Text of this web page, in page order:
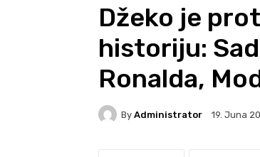
Džeko je
historiju:
Ronalda,
By Administrator 19. Juna